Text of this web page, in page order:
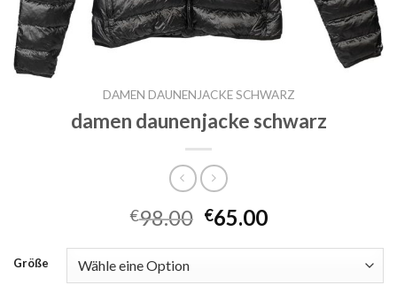
DAMEN DAUNENJACKE SCHWARZ
damen daunenjacke schwarz
€98.00 €65.00
Größe